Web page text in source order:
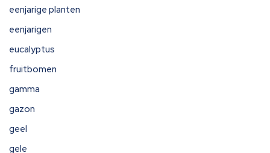
eenjarige planten
eenjarigen
eucalyptus
fruitbomen
gamma
gazon
geel
gele